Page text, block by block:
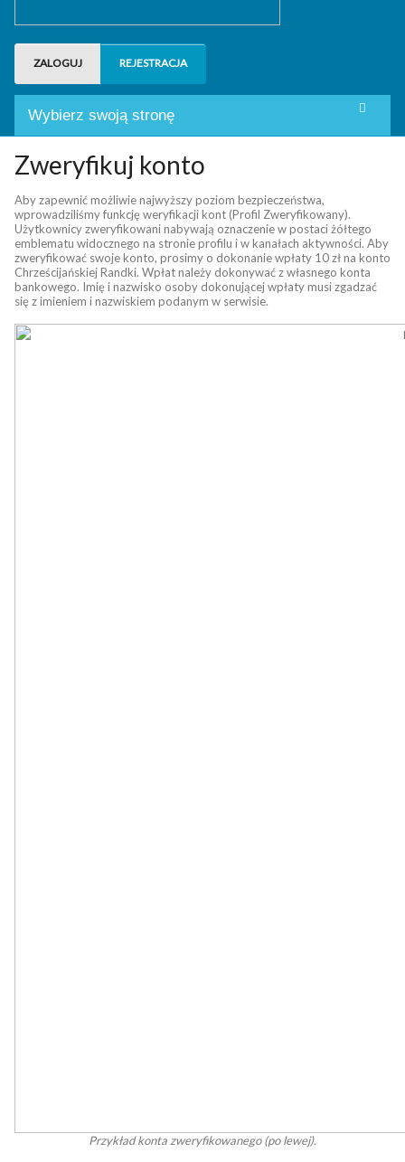
ZALOGUJ REJESTRACJA
Wybierz swoją stronę
Dyskusje i czat
Użytkownicy
Grupy
Zweryfikuj konto
Aby zapewnić możliwie najwyższy poziom bezpieczeństwa,
wprowadziliśmy funkcję weryfikacji kont (Profil Zweryfikowany).
Użytkownicy zweryfikowani nabywają oznaczenie w postaci żółtego
emblematu widocznego na stronie profilu i w kanałach aktywności. Aby
zweryfikować swoje konto, prosimy o dokonanie wpłaty 10 zł na konto
Chrześcijańskiej Randki. Wpłat należy dokonywać z własnego konta
bankowego. Imię i nazwisko osoby dokonującej wpłaty musi zgadzać
się z imieniem i nazwiskiem podanym w serwisie.
Przykład konta zweryfikowanego (po lewej).